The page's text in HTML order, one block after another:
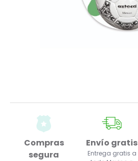
Compras
segura
Envío gratis
Entrega gratis a